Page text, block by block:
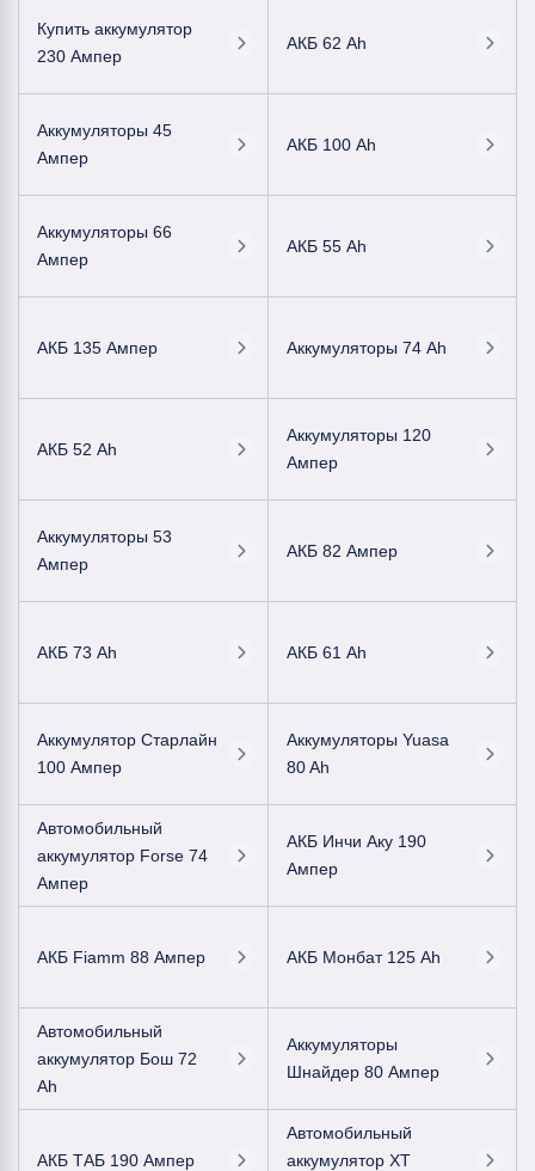
Купить аккумулятор
230 Ампер
АКБ 62 Ah
Аккумуляторы 45
Ампер
АКБ 100 Ah
Аккумуляторы 66
Ампер
АКБ 55 Ah
АКБ 135 Ампер Аккумуляторы 74 Ah
АКБ 52 Ah
Аккумуляторы 120
Ампер
Аккумуляторы 53
Ампер
АКБ 82 Ампер
АКБ 73 Ah АКБ 61 Ah
Аккумулятор Старлайн
100 Ампер
Аккумуляторы Yuasa
80 Ah
Автомобильный
аккумулятор Forse 74
Ампер
АКБ Инчи Аку 190
Ампер
АКБ Fiamm 88 Ампер АКБ Монбат 125 Ah
Автомобильный
аккумулятор Бош 72
Ah
Аккумуляторы
Шнайдер 80 Ампер
АКБ ТАБ 190 Ампер
Автомобильный
аккумулятор ХТ